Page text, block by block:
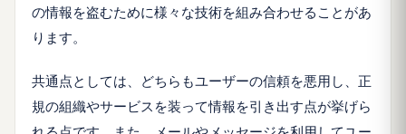
の情報を盗むために様々な技術を組み合わせることがあ
ります。
共通点としては、どちらもユーザーの信頼を悪用し、正
規の組織やサービスを装って情報を引き出す点が挙げら